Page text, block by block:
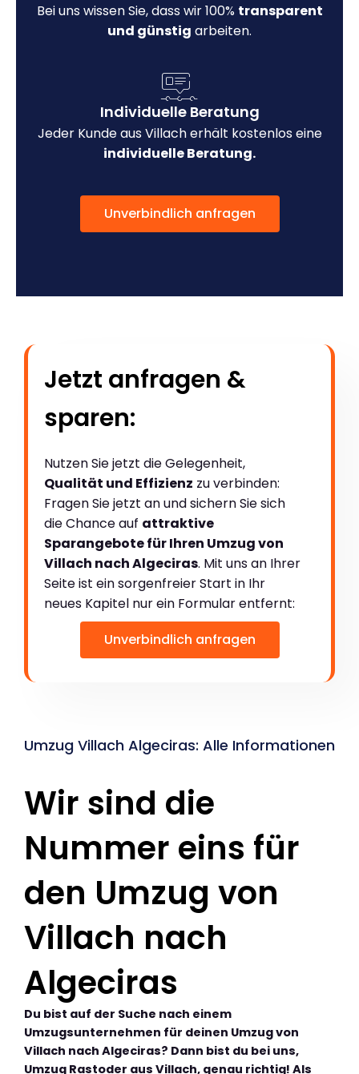
Bei uns wissen Sie, dass wir 100% transparent
und günstig arbeiten.
Individuelle Beratung
Jeder Kunde aus Villach erhält kostenlos eine
individuelle Beratung.
Unverbindlich anfragen
Jetzt anfragen &
sparen:
Nutzen Sie jetzt die Gelegenheit,
Qualität und Effizienz zu verbinden:
Fragen Sie jetzt an und sichern Sie sich
die Chance auf attraktive
Sparangebote für Ihren Umzug von
Villach nach Algeciras. Mit uns an Ihrer
Seite ist ein sorgenfreier Start in Ihr
neues Kapitel nur ein Formular entfernt:
Unverbindlich anfragen
Umzug Villach Algeciras: Alle Informationen
Wir sind die
Nummer eins für
den Umzug von
Villach nach
Algeciras
Du bist auf der Suche nach einem
Umzugsunternehmen für deinen Umzug von
Villach nach Algeciras? Dann bist du bei uns,
Umzug Rastoder aus Villach, genau richtig! Als